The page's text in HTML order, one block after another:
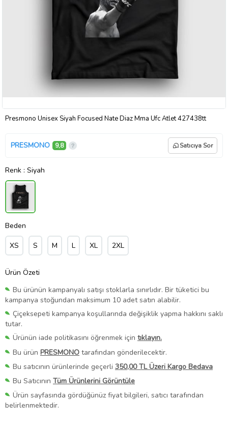
Presmono Unisex Siyah Focused Nate Diaz Mma Ufc Atlet 427438tt
PRESMONO 9,8 Satıcıya Sor
Renk : Siyah
Beden
XS S M L XL 2XL
Ürün Özeti
Bu ürünün kampanyalı satışı stoklarla sınırlıdır. Bir tüketici bu
kampanya stoğundan maksimum 10 adet satın alabilir.
Çiçeksepeti kampanya koşullarında değişiklik yapma hakkını saklı
tutar.
Ürünün iade politikasını öğrenmek için tıklayın.
Bu ürün PRESMONO tarafından gönderilecektir.
Bu satıcının ürünlerinde geçerli 350,00 TL Üzeri Kargo Bedava
Bu Satıcının Tüm Ürünlerini Görüntüle
Ürün sayfasında gördüğünüz fiyat bilgileri, satıcı tarafından
belirlenmektedir.